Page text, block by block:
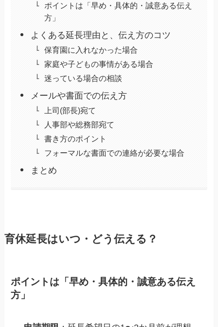
ポイントは「早め・具体的・誠意ある伝え
方」
よくある延長理由と、伝え方のコツ
保育園に入れなかった場合
家庭や子どもの事情がある場合
迷っている場合の相談
メールや書面での伝え方
上司(部長)宛て
人事部や総務部宛て
書き方のポイント
フォーマルな書面での連絡が必要な場合
まとめ
育休延長はいつ・どう伝える？
ポイントは「早め・具体的・誠意ある伝え
方」